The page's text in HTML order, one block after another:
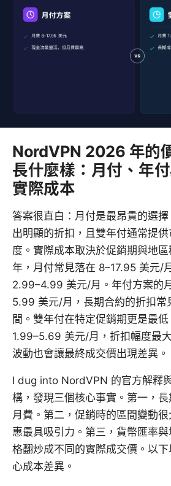
NordVPN 2026 年的
長什麼樣：月付、年
實際成本
答案很直白：月付是最昂貴的選
出明顯的折扣，且雙年付通常提
度。實際成本取決於促銷期與地
年，月付常見落在 8–17.95 美元/
2.99–4.99 美元/月。年付方案的
5.99 美元/月，長期合約的折扣常
間。雙年付在特定促銷期更是最
1.99–5.69 美元/月，折扣幅度最
波動也會讓最終成交價出現差異。
I dug into NordVPN 的官方解釋
構，發現三個核心事實。第一，
月費。第二，促銷時的區間變動
惠最具吸引力。第三，貨幣匯率
格翻炒成不同的實際成交價。以
心成本差異。